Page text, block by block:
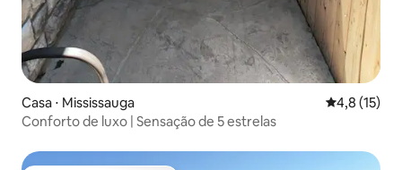
Casa ⋅ Mississauga 4,8 de uma
4,8 (15)
Conforto de luxo | Sensação de 5 estrelas